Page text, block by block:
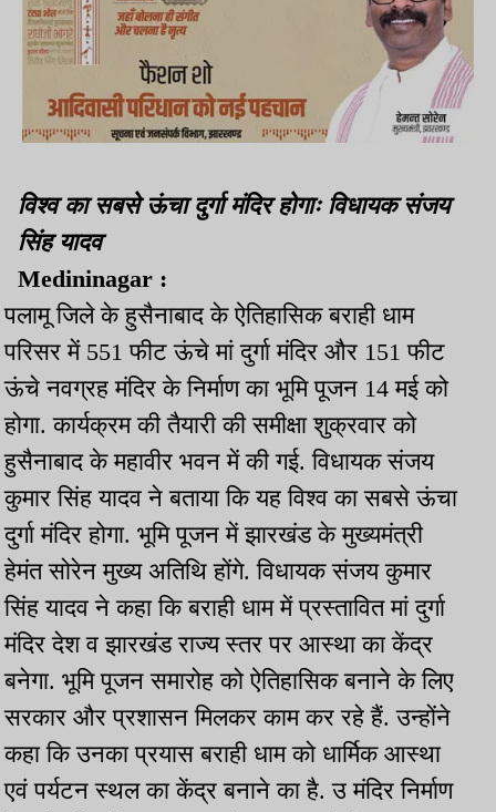
विश्व का सबसे ऊंचा दुर्गा मंदिर होगाः विधायक संजय
सिंह यादव
Medininagar :
पलामू जिले के हुसैनाबाद के ऐतिहासिक बराही धाम
परिसर में 551 फीट ऊंचे मां दुर्गा मंदिर और 151 फीट
ऊंचे नवग्रह मंदिर के निर्माण का भूमि पूजन 14 मई को
होगा. कार्यक्रम की तैयारी की समीक्षा शुक्रवार को
हुसैनाबाद के महावीर भवन में की गई. विधायक संजय
कुमार सिंह यादव ने बताया कि यह विश्व का सबसे ऊंचा
दुर्गा मंदिर होगा. भूमि पूजन में झारखंड के मुख्यमंत्री
हेमंत सोरेन मुख्य अतिथि होंगे. विधायक संजय कुमार
सिंह यादव ने कहा कि बराही धाम में प्रस्तावित मां दुर्गा
मंदिर देश व झारखंड राज्य स्तर पर आस्था का केंद्र
बनेगा. भूमि पूजन समारोह को ऐतिहासिक बनाने के लिए
सरकार और प्रशासन मिलकर काम कर रहे हैं. उन्होंने
कहा कि उनका प्रयास बराही धाम को धार्मिक आस्था
एवं पर्यटन स्थल का केंद्र बनाने का है. उ मंदिर निर्माण